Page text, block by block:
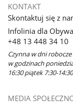
KONTAKT
Skontaktuj się z
Infolinia dla
+48 13 448 34 10
Czynna w dni robocze
w godzinach
16:30 piątek 7:30-14:30
MEDIA